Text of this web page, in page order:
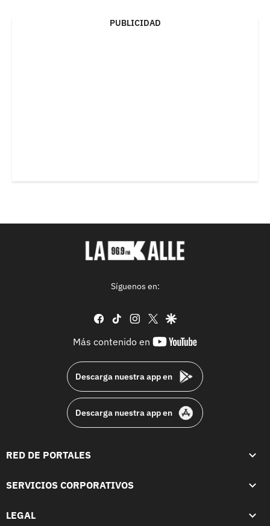
PUBLICIDAD
Síguenos en:
facebook
tiktok instagram
twittergoogle
Más contenido en
youtube-
Descarga nuestra app en
Descarga nuestra app en
RED DE PORTALES
SERVICIOS CORPORATIVOS
LEGAL